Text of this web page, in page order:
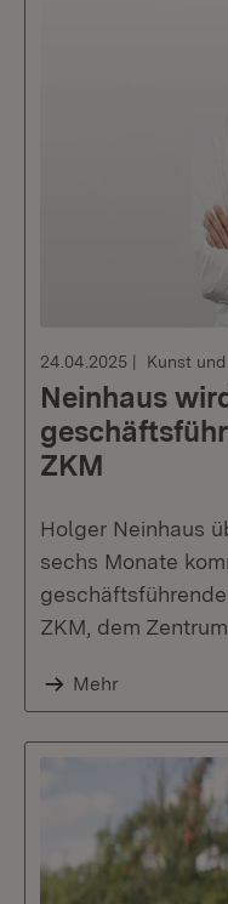
24.04.2025 Kunst
Neinhaus
ZKM
Holger Neinhaus
sechs Monate
ZKM, dem
Mehr